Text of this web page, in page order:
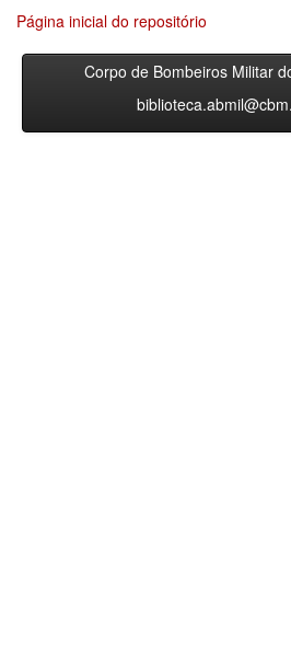
Página inicial do repositório
Corpo de Bombeiros Militar